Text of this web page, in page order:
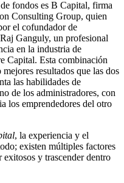
fondos es B Capital, firma
Consulting Group, quien
el cofundador de
Ganguly, un profesional
en la industria de
Capital. Esta combinación
resultados que las dos
las habilidades de
de los administradores, con
los emprendedores del otro
, la experiencia y el
existen múltiples factores
exitosos y trascender dentro